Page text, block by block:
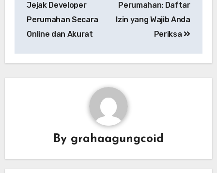
Jejak Developer
Perumahan Secara
Online dan Akurat
Perumahan: Daftar
Izin yang Wajib Anda
Periksa
By grahaagungcoid